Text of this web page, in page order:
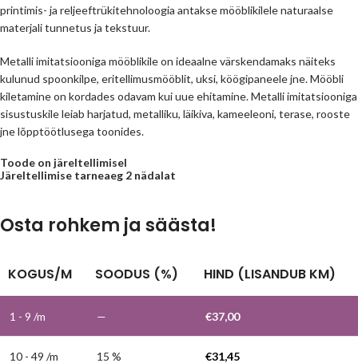
printimis- ja reljeeftrükitehnoloogia antakse mööblikilele naturaalse
materjali tunnetus ja tekstuur.
Metalli imitatsiooniga mööblikile on ideaalne värskendamaks näiteks
kulunud spoonkilpe, eritellimusmööblit, uksi, köögipaneele jne. Mööbli
kiletamine on kordades odavam kui uue ehitamine. Metalli imitatsiooniga
sisustuskile leiab harjatud, metalliku, läikiva, kameeleoni, terase, rooste
jne lõpptöötlusega toonides.
Toode on järeltellimisel
Järeltellimise tarneaeg 2 nädalat
Osta rohkem ja säästa!
KOGUS/M SOODUS (%) HIND (LISANDUB KM)
1 - 9 /m — €37,00
10 - 49 /m 15 % €31,45